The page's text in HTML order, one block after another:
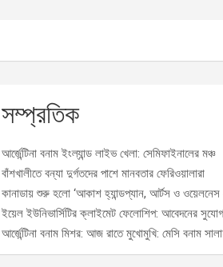
সম্প্রতিক
আর্জেন্টিনা বনাম ইংল্যান্ড লাইভ খেলা: সেমিফাইনালের মঞ্চ
বাঁশখালীতে বন্যা দুর্গতদের পাশে মানবতার ফেরিওয়ালারা
কানাডায় শুরু হলো ‘আকাশ হ্যান্ডপ্যান, আর্টস ও ওয়েলনেস
ইয়েল ইউনিভার্সিটির ক্লাইমেট ফেলোশিপ: আবেদনের
আর্জেন্টিনা বনাম মিশর: আজ রাতে মুখোমুখি: মেসি বনাম